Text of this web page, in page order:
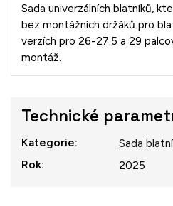
Sada univerzálních blatníků,
bez montážních držáků pro
verzích pro 26-27.5 a 29
montáž.
Technické
Kategorie:
Sada
Rok: 2025